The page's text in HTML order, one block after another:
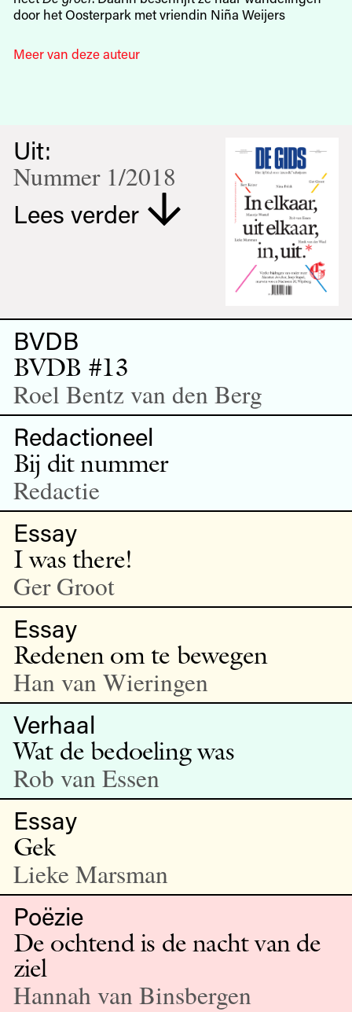
door het Oosterpark met vriendin Niña Weijers
Meer van deze auteur
Uit:
Nummer 1/2018
Lees verder
BVDB
BVDB #13
Roel Bentz van den Berg
Redactioneel
Bij dit nummer
Redactie
Essay
I was there!
Ger Groot
Essay
Redenen om te bewegen
Han van Wieringen
Verhaal
Wat de bedoeling was
Rob van Essen
Essay
Gek
Lieke Marsman
Poëzie
De ochtend is de nacht van de
ziel
Hannah van Binsbergen